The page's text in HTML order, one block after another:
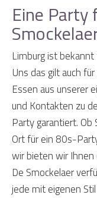
Eine Party
Limburg ist
Uns das gilt auch
Essen aus unserer
und Kontakten zu
Party garantiert.
Ort für ein 80s-
wir bieten wir
De Smockelaer
jede mit eigenen